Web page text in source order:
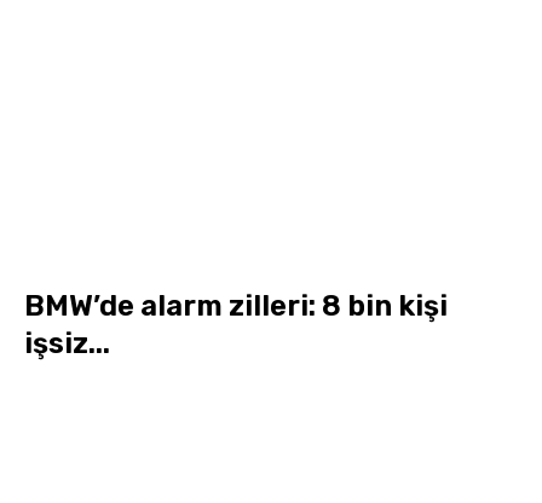
BMW’de alarm zilleri: 8 bin kişi
işsiz...